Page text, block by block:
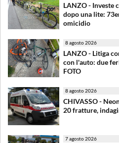
LANZO - Investe
dopo una lite:
omicidio
8 agosto 2026
LANZO - Litiga
con l'auto: due
FOTO
8 agosto 2026
CHIVASSO -
20 fratture,
7 agosto 2026